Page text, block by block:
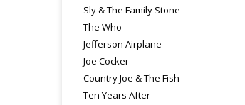
Sly & The Family Stone
The Who
Jefferson Airplane
Joe Cocker
Country Joe & The Fish
Ten Years After